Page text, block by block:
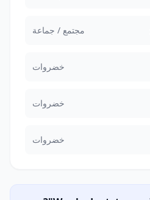
مجتمع / جماعة
خضروات
خضروات
خضروات